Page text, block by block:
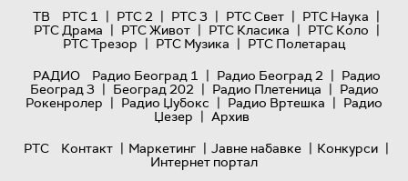
ТВ
РТС 1 | РТС 2 | РТС 3 | РТС Свет | РТС Наука |
РТС Драма | РТС Живот | РТС Класика | РТС Коло |
РТС Трезор | РТС Музика | РТС Полетарац
РАДИО
Радио Београд 1 | Радио Београд 2 | Радио
Београд 3 | Београд 202 | Радио Плетеница | Радио
Рокенролер | Радио Џубокс | Радио Вртешка | Радио
Џезер | Архив
РТС
Контакт | Маркетинг | Јавне набавке | Конкурси |
Интернет портал